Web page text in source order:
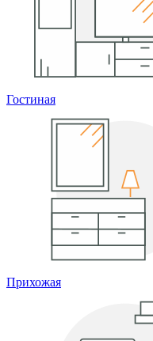
Гостиная
Прихожая